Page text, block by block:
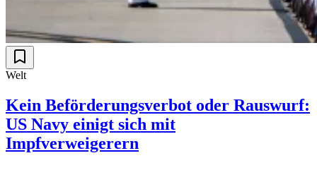
Welt
Kein Beförderungsverbot oder Rauswurf:
US Navy einigt sich mit
Impfverweigerern